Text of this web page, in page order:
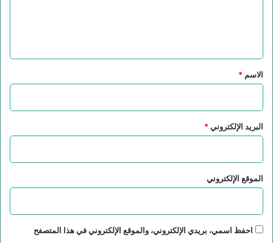
*
الاسم *
البريد الإلكتروني*
الموقع الإلكتروني
احفظ اسمي، بريدي الإلكتروني، والموقع الإلكتروني في هذا المتصفح